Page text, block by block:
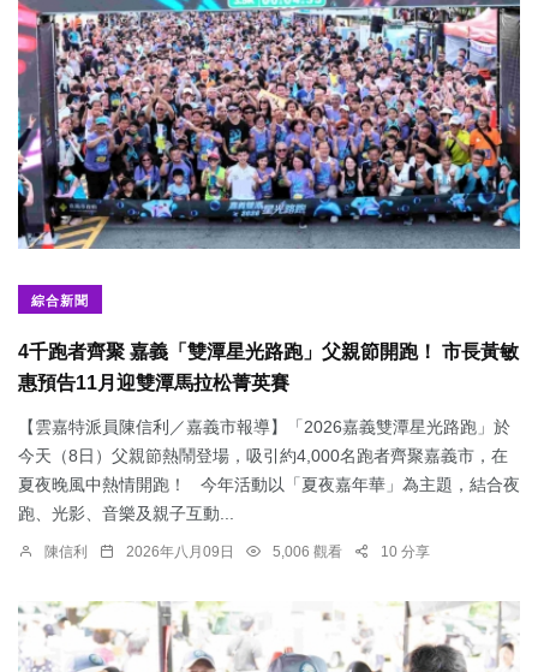
綜合新聞
4千跑者齊聚 嘉義「雙潭星光路跑」父親節開跑！ 市長黃敏
惠預告11月迎雙潭馬拉松菁英賽
【雲嘉特派員陳信利／嘉義市報導】「2026嘉義雙潭星光路跑」於
今天（8日）父親節熱鬧登場，吸引約4,000名跑者齊聚嘉義市，在
夏夜晚風中熱情開跑！ 今年活動以「夏夜嘉年華」為主題，結合夜
跑、光影、音樂及親子互動...
陳信利 2026年八月09日 5,006 觀看 10 分享